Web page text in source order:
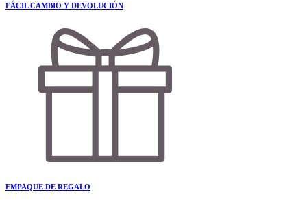
FÁCIL CAMBIO Y DEVOLUCIÓN
EMPAQUE DE REGALO